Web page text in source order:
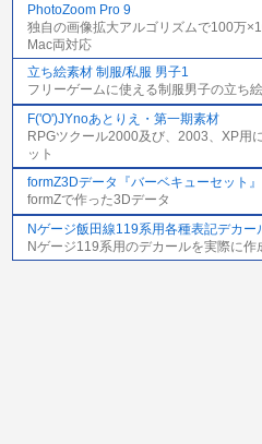
PhotoZoom Pro 9
独自の画像拡大アルゴリズムで100万
Mac両対応
立ち絵素材 制服/私服 男子1
フリーゲームに使える制服男子の立ち絵
F('O')JYnoあとりえ・第一期素材
RPGツクール2000及び、2003、XP用
ット
formZ3Dデータ『バーベキューセット』
formZで作った3Dデータ
Nゲージ飯田線119系用各種表記デカー
Nゲージ119系用のデカールを実際に作